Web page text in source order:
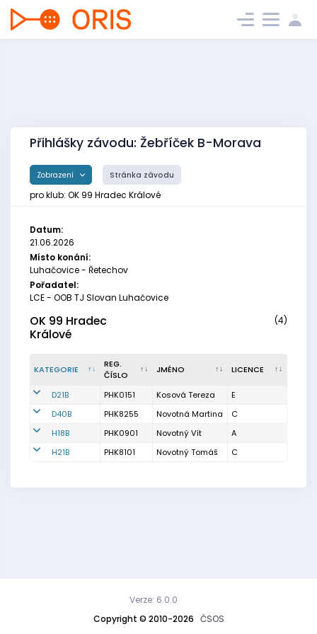
Přihlášky závodu: Žebříček B-Morava
Zobrazení Stránka závodu
pro klub: OK 99 Hradec Králové
Datum:
21.06.2026
Místo konání:
Luhačovice - Řetechov
Pořadatel:
LCE - OOB TJ Slovan Luhačovice
OK 99 Hradec
Králové
(4)
KATEGORIE
REG.
ČÍSLO
JMÉNO LICENCE
D21B PHK0151 Kosová Tereza
E
D40B
PHK8255 Novotná Martina
C
H18B
PHK0901 Novotný Vít
A
H21B
PHK8101 Novotný Tomáš C
Copyright © 2010-2026 ČSOS
Verze: 6.0.0